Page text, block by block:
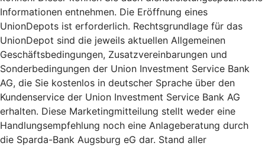
Informationen entnehmen. Die Eröffnung eines
UnionDepots ist erforderlich. Rechtsgrundlage für das
UnionDepot sind die jeweils aktuellen Allgemeinen
Geschäftsbedingungen, Zusatzvereinbarungen und
Sonderbedingungen der Union Investment Service Bank
AG, die Sie kostenlos in deutscher Sprache über den
Kundenservice der Union Investment Service Bank AG
erhalten. Diese Marketingmitteilung stellt weder eine
Handlungsempfehlung noch eine Anlageberatung durch
die Sparda-Bank Augsburg eG dar. Stand aller